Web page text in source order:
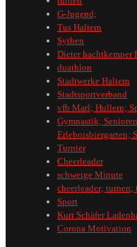
G-Jugend;
Tus Haltern
Sythen
Dieter hachtkemper
duathlon
Stadtwerke Haltern
Stadtsportverband
vfb Marl; Hullern;
Gymnastik;
Erlebnisbiergarten;
Turnier
Cheerleader
schweige Minute
cheerleader; turnen;
Sport
Kurt Schäfer
Corona Motivation